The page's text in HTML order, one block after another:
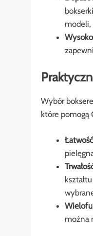
modeli,
Wybór
które pomogą
można